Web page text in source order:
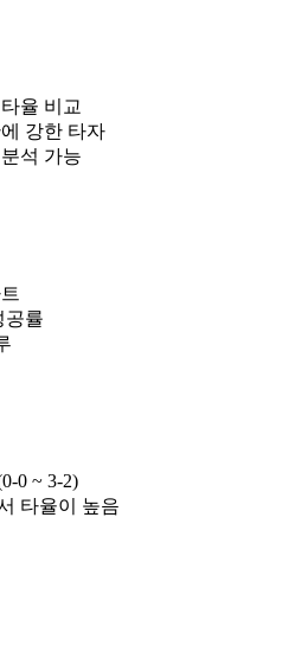
율 비교
강한 타자
석 가능
공률
0 ~ 3-2)
타율이 높음